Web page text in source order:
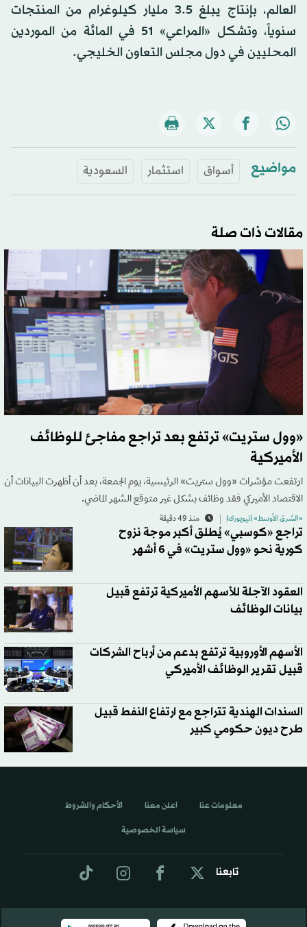
العالم، بإنتاج يبلغ 3.5 مليار كيلوغرام من المنتجات
سنوياً، وتشكل «المراعي» 51 في المائة من الموردين
المحليين في دول مجلس التعاون الخليجي.
مواضيع أسواق استثمار السعودية
مقالات ذات صلة
«وول ستريت» ترتفع بعد تراجع مفاجئ للوظائف
الأميركية
ارتفعت مؤشرات «وول ستريت» الرئيسية، يوم الجمعة، بعد أن أظهرت البيانات أن
الاقتصاد الأميركي فقد وظائف بشكل غير متوقع الشهر الماضي.
«الشرق الأوسط» (نيويورك) منذ 49 دقيقة
تراجع «كوسبي» يُطلق أكبر موجة نزوح
كورية نحو «وول ستريت» في 6 أشهر
العقود الآجلة للأسهم الأميركية ترتفع قبيل
بيانات الوظائف
الأسهم الأوروبية ترتفع بدعم من أرباح الشركات
قبيل تقرير الوظائف الأميركي
السندات الهندية تتراجع مع ارتفاع النفط قبيل
طرح ديون حكومي كبير
تابعنا
معلومات عنا اعلن معنا الأحكام والشروط
سياسة الخصوصية